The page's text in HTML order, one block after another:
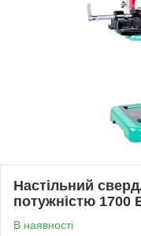
Настільний
потужністю 1700
В наявності